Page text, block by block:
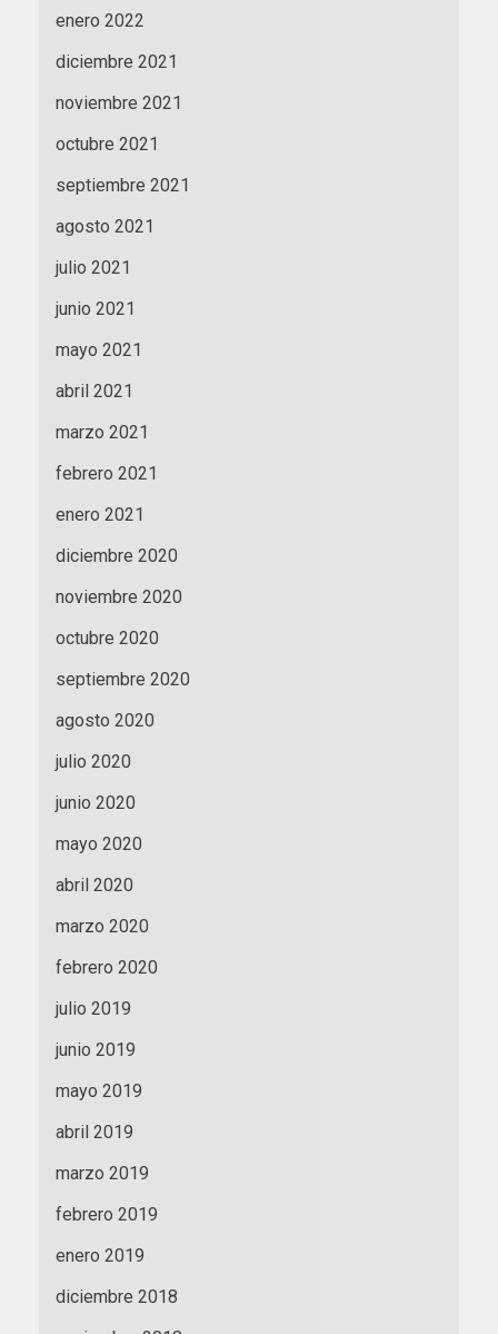
enero 2022
diciembre 2021
noviembre 2021
octubre 2021
septiembre 2021
agosto 2021
julio 2021
junio 2021
mayo 2021
abril 2021
marzo 2021
febrero 2021
enero 2021
diciembre 2020
noviembre 2020
octubre 2020
septiembre 2020
agosto 2020
julio 2020
junio 2020
mayo 2020
abril 2020
marzo 2020
febrero 2020
julio 2019
junio 2019
mayo 2019
abril 2019
marzo 2019
febrero 2019
enero 2019
diciembre 2018